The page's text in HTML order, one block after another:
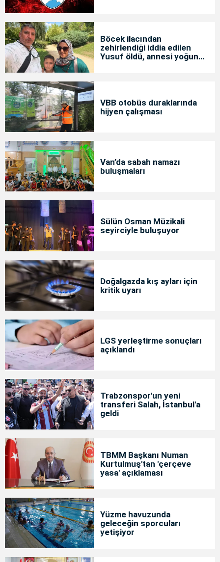
Böcek ilacından
zehirlendiği iddia edilen
Yusuf öldü, annesi yoğun
VBB otobüs duraklarında
hijyen çalışması
Van’da sabah namazı
buluşmaları
Sülün Osman Müzikali
seyirciyle buluşuyor
Doğalgazda kış ayları için
kritik uyarı
LGS yerleştirme sonuçları
açıklandı
Trabzonspor'un yeni
transferi Salah, İstanbul'a
geldi
TBMM Başkanı Numan
Kurtulmuş'tan 'çerçeve
yasa' açıklaması
Yüzme havuzunda
geleceğin sporcuları
yetişiyor